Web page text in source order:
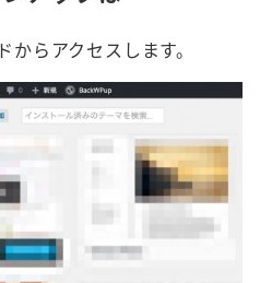
らアクセスします。